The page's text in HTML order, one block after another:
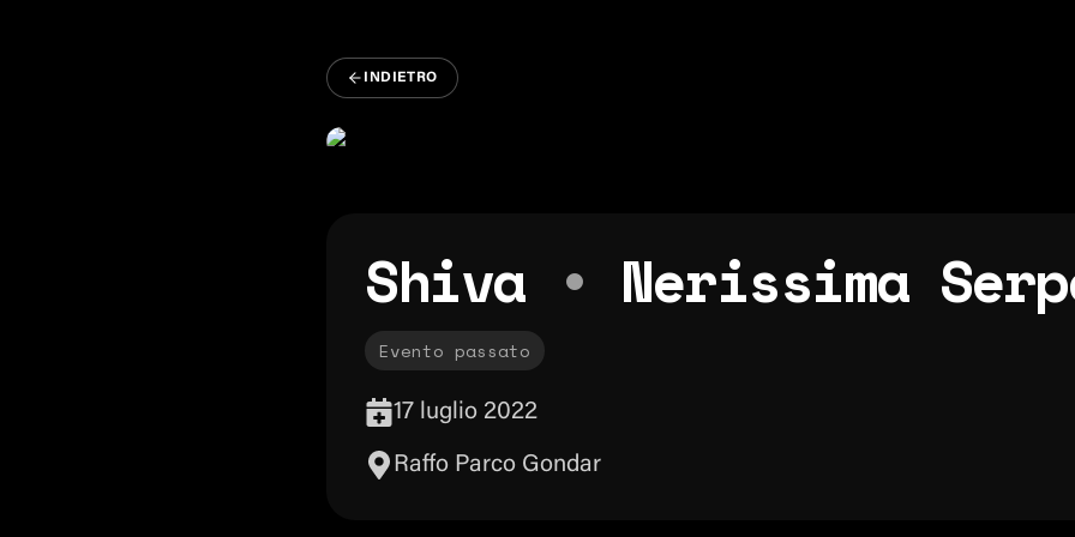
INDIETRO
Shiva • Nerissima
Evento passato
17 luglio 2022
Raffo Parco Gondar